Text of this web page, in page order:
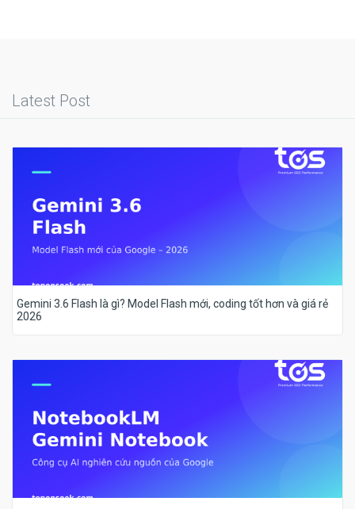
Latest Post
Gemini 3.6 Flash là gì? Model Flash mới, coding tốt hơn và giá rẻ
2026